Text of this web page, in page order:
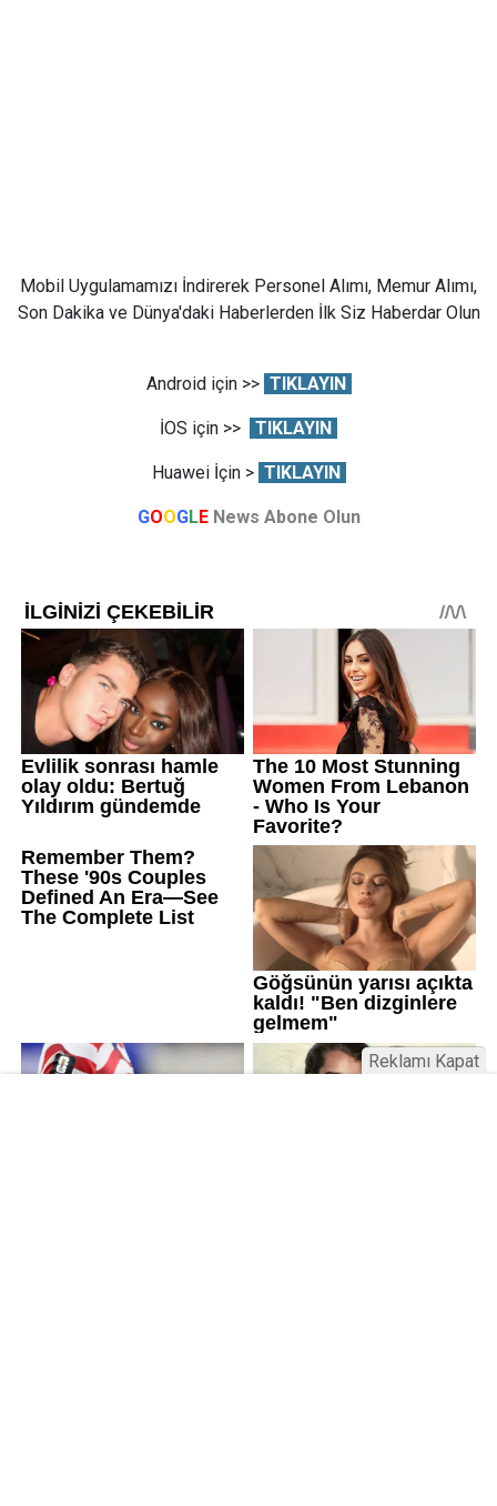
Mobil Uygulamamızı İndirerek Personel Alımı, Memur Alımı,
Son Dakika ve Dünya'daki Haberlerden İlk Siz Haberdar Olun
Android için >> TIKLAYIN
İOS için >> TIKLAYIN
Huawei İçin > TIKLAYIN
GOOGLE News Abone Olun
Reklamı Kapat